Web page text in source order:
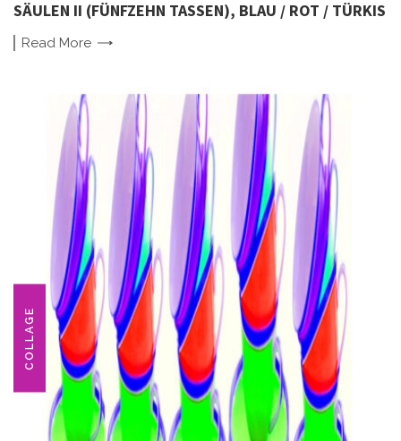
SÄULEN II (FÜNFZEHN TASSEN), BLAU / ROT / TÜRKIS
Read More
COLLAGE